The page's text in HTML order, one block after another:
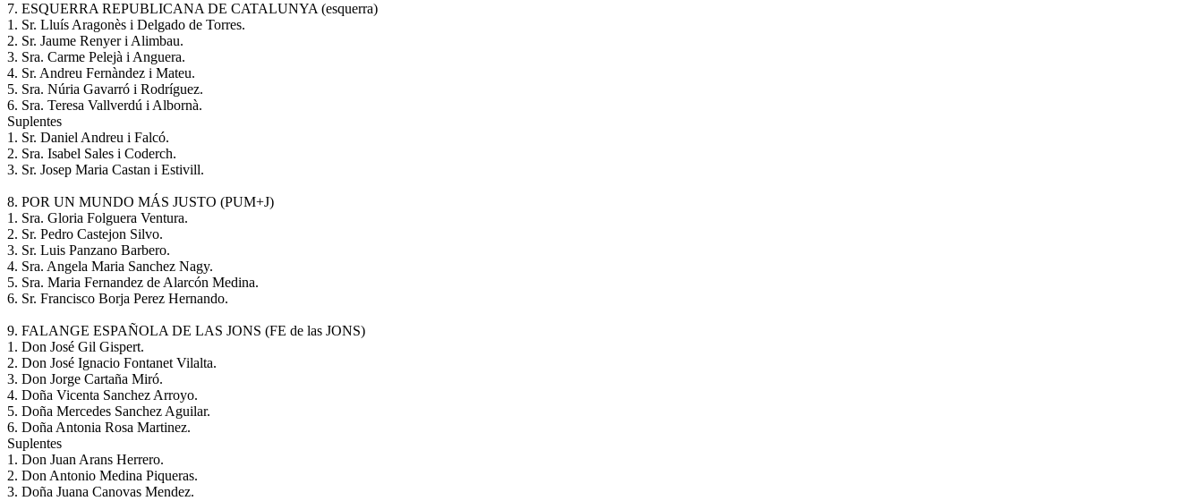
7. ESQUERRA REPUBLICANA DE CATALUNYA (esquerra)
1. Sr. Lluís Aragonès i Delgado de Torres.
2. Sr. Jaume Renyer i Alimbau.
3. Sra. Carme Pelejà i Anguera.
4. Sr. Andreu Fernàndez i Mateu.
5. Sra. Núria Gavarró i Rodríguez.
6. Sra. Teresa Vallverdú i Albornà.
Suplentes
1. Sr. Daniel Andreu i Falcó.
2. Sra. Isabel Sales i Coderch.
3. Sr. Josep Maria Castan i Estivill.
8. POR UN MUNDO MÁS JUSTO (PUM+J)
1. Sra. Gloria Folguera Ventura.
2. Sr. Pedro Castejon Silvo.
3. Sr. Luis Panzano Barbero.
4. Sra. Angela Maria Sanchez Nagy.
5. Sra. Maria Fernandez de Alarcón Medina.
6. Sr. Francisco Borja Perez Hernando.
9. FALANGE ESPAÑOLA DE LAS JONS (FE de las JONS)
1. Don José Gil Gispert.
2. Don José Ignacio Fontanet Vilalta.
3. Don Jorge Cartaña Miró.
4. Doña Vicenta Sanchez Arroyo.
5. Doña Mercedes Sanchez Aguilar.
6. Doña Antonia Rosa Martinez.
Suplentes
1. Don Juan Arans Herrero.
2. Don Antonio Medina Piqueras.
3. Doña Juana Canovas Mendez.